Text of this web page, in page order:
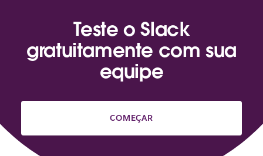
Teste o Slack
gratuitamente com sua
equipe
COMEÇAR